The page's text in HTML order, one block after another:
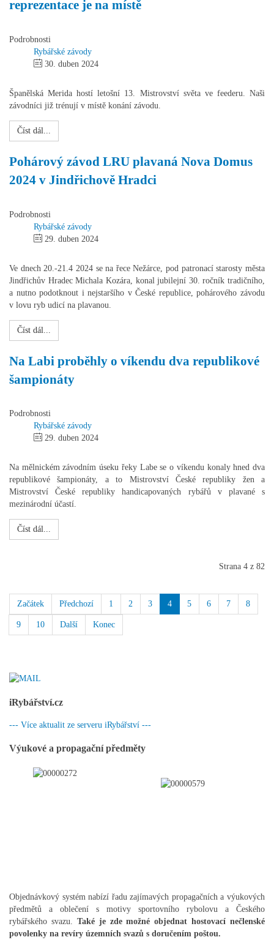
reprezentace je na místě
Podrobnosti
Rybářské závody
30. duben 2024
Španělská Merida hostí letošní 13. Mistrovství světa ve feederu. Naši
závodníci již trénují v místě konání závodu.
Číst dál...
Pohárový závod LRU plavaná Nova Domus
2024 v Jindřichově Hradci
Podrobnosti
Rybářské závody
29. duben 2024
Ve dnech 20.-21.4 2024 se na řece Nežárce, pod patronací starosty města
Jindřichův Hradec Michala Kozára, konal jubilejní 30. ročník tradičního,
a nutno podotknout i nejstaršího v České republice, pohárového závodu
v lovu ryb udicí na plavanou.
Číst dál...
Na Labi proběhly o víkendu dva republikové
šampionáty
Podrobnosti
Rybářské závody
29. duben 2024
Na mělnickém závodním úseku řeky Labe se o víkendu konaly hned dva
republikové šampionáty, a to Mistrovství České republiky žen a
Mistrovství České republiky handicapovaných rybářů v plavané s
mezinárodní účastí.
Číst dál...
Strana 4 z 82
Začátek Předchozí 1 2 3 4 5 6 7 8
9 10 Další Konec
iRybářství.cz
--- Více aktualit ze serveru iRybářství ---
Výukové a propagační předměty
Objednávkový systém nabízí řadu zajímavých propagačních a výukových
předmětů a oblečení s motivy sportovního rybolovu a Českého
rybářského svazu. Také je zde možné objednat hostovací nečlenské
povolenky na revíry územních svazů s doručením poštou.